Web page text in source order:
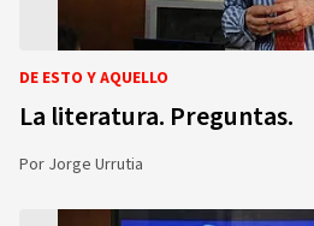
DE ESTO Y AQUELLO
La literatura. Preguntas.
Por Jorge Urrutia